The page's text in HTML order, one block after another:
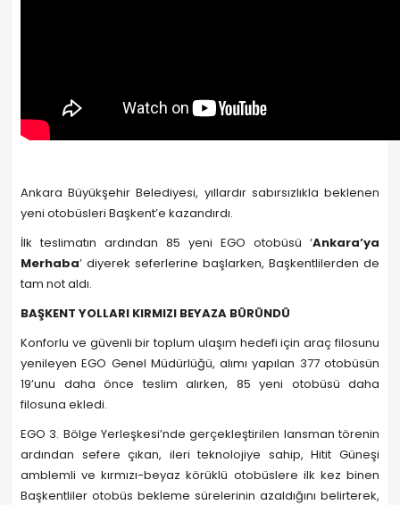
Ankara Büyükşehir Belediyesi, yıllardır sabırsızlıkla beklenen
yeni otobüsleri Başkent’e kazandırdı.
İlk teslimatın ardından 85 yeni EGO otobüsü ‘Ankara’ya
Merhaba’ diyerek seferlerine başlarken, Başkentlilerden de
tam not aldı.
BAŞKENT YOLLARI KIRMIZI BEYAZA BÜRÜNDÜ
Konforlu ve güvenli bir toplum ulaşım hedefi için araç filosunu
yenileyen EGO Genel Müdürlüğü, alımı yapılan 377 otobüsün
19’unu daha önce teslim alırken, 85 yeni otobüsü daha
filosuna ekledi.
EGO 3. Bölge Yerleşkesi’nde gerçekleştirilen lansman törenin
ardından sefere çıkan, ileri teknolojiye sahip, Hitit Güneşi
amblemli ve kırmızı-beyaz körüklü otobüslere ilk kez binen
Başkentliler otobüs bekleme sürelerinin azaldığını belirterek,